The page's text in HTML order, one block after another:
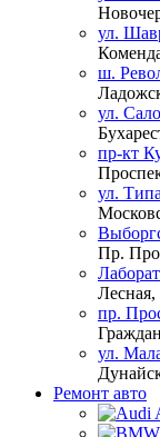
ул.
ш.
ул.
пр-кт
ул.
Пр.
пр.
ул.
Ремонт авто